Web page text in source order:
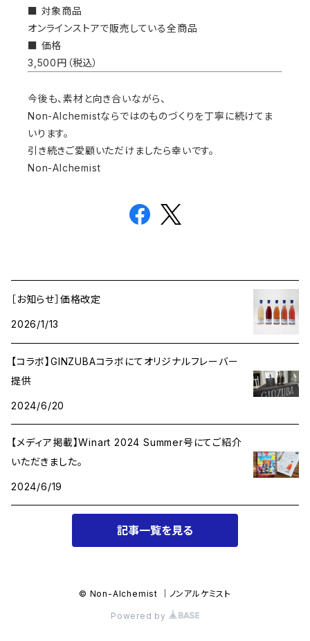
■ 対象商品
オンラインストアで販売している全商品
■ 価格
3,500円（税込）
今後も、素材と向き合いながら、
Non-Alchemistならではのものづくりを丁寧に続けてま
いります。
引き続きご愛顧いただけましたら幸いです。
Non-Alchemist
［お知らせ］価格改定
2026/1/13
【コラボ】GINZUBAコラボにてオリジナルフレーバー
提供
2024/6/20
【メディア掲載】Winart 2024 Summer号にてご紹介
いただきました。
2024/6/19
記事一覧を見る
© Non-Alchemist ｜ノンアルケミスト
Powered by